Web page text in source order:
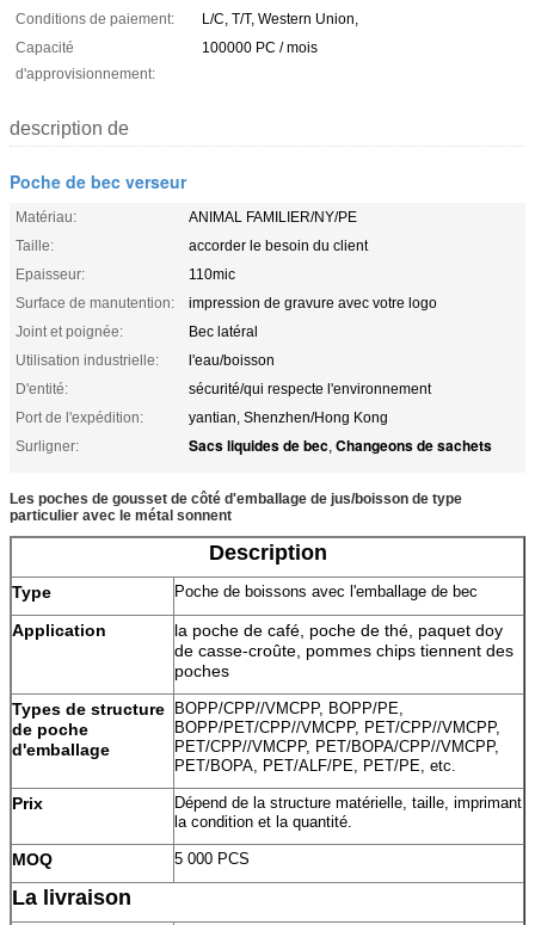
Conditions de paiement:
L/C, T/T, Western Union,
Capacité
d'approvisionnement:
100000 PC / mois
description de
Poche de bec verseur
Matériau:
ANIMAL FAMILIER/NY/PE
Taille:
accorder le besoin du client
Epaisseur:
110mic
Surface de manutention:
impression de gravure avec votre logo
Joint et poignée:
Bec latéral
Utilisation industrielle:
l'eau/boisson
D'entité:
sécurité/qui respecte l'environnement
Port de l'expédition:
yantian, Shenzhen/Hong Kong
Surligner:
Sacs liquides de bec, Changeons de sachets
Les poches de gousset de côté d'emballage de jus/boisson de type
particulier avec le métal sonnent
Description
Type Poche de boissons avec l'emballage de bec
Application
la poche de café, poche de thé, paquet doy
de casse-croûte, pommes chips tiennent des
poches
Types de structure
de poche
d'emballage
BOPP/CPP//VMCPP, BOPP/PE,
BOPP/PET/CPP//VMCPP, PET/CPP//VMCPP,
PET/CPP//VMCPP, PET/BOPA/CPP//VMCPP,
PET/BOPA, PET/ALF/PE, PET/PE, etc.
Prix
Dépend de la structure matérielle, taille, imprimant
la condition et la quantité.
MOQ 5 000 PCS
La livraison